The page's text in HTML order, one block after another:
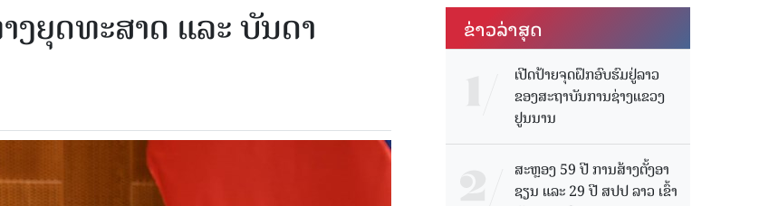
ຍຸດທະສາດ ແລະ ບັນດາ ຂ່າວ​ລ່າ​ສຸດ
ເປີດປ້າຍຈຸດຝຶກອົບຮົມຢູ່ລາວ
ຂອງສະຖາບັນການຊ່າງແຂວງ
ຢູນນານ
ສະຫຼອງ 59 ປີ ການສ້າງຕັ້ງອາ
ຊຽນ ແລະ 29 ປີ ສປປ ລາວ ເຂົ້າ